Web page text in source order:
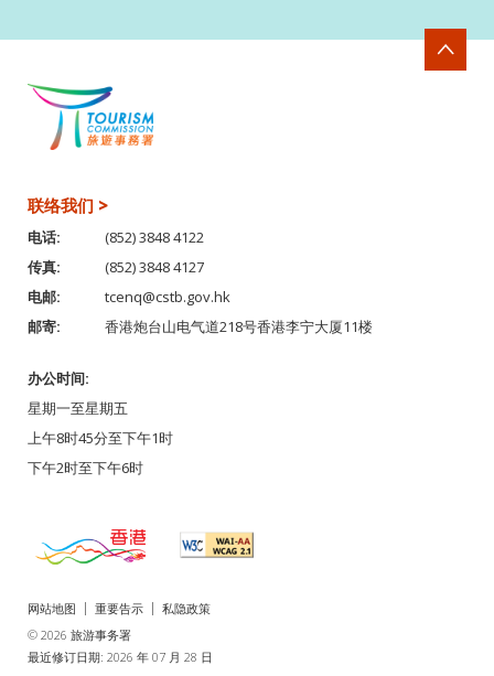
联络我们 >
电话:
(852) 3848 4122
传真:
(852) 3848 4127
电邮:
tcenq@cstb.gov.hk
邮寄:
香港炮台山电气道218号香港李宁大厦11楼
办公时间:
星期一至星期五
上午8时45分至下午1时
下午2时至下午6时
网站地图 重要告示
私隐政策
© 2026 旅游事务署
最近修订日期: 2026 年 07 月 28 日